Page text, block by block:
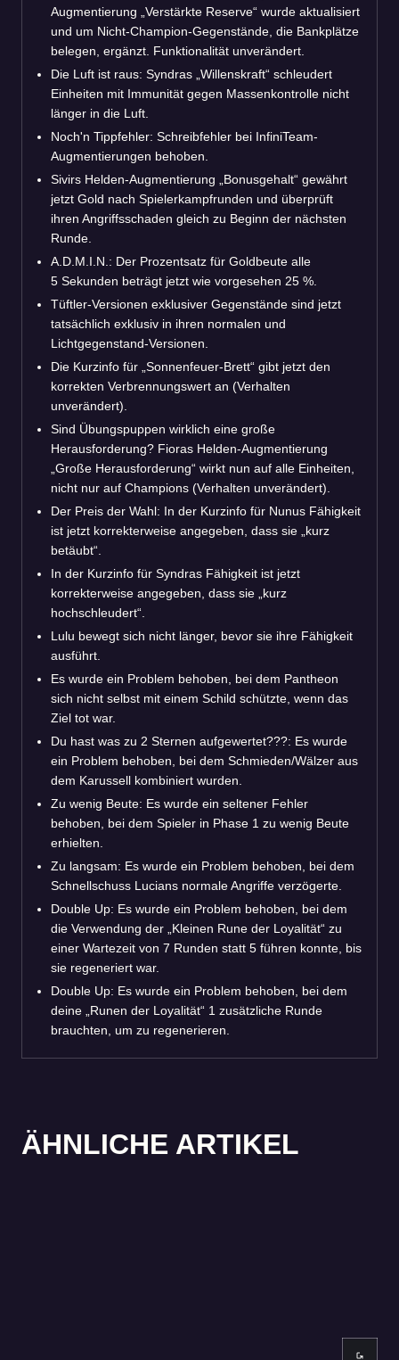
Augmentierung „Verstärkte Reserve“ wurde aktualisiert
und um Nicht-Champion-Gegenstände, die Bankplätze
belegen, ergänzt. Funktionalität unverändert.
Die Luft ist raus: Syndras „Willenskraft“ schleudert
Einheiten mit Immunität gegen Massenkontrolle nicht
länger in die Luft.
Noch'n Tippfehler: Schreibfehler bei InfiniTeam-
Augmentierungen behoben.
Sivirs Helden-Augmentierung „Bonusgehalt“ gewährt
jetzt Gold nach Spielerkampfrunden und überprüft
ihren Angriffsschaden gleich zu Beginn der nächsten
Runde.
A.D.M.I.N.: Der Prozentsatz für Goldbeute alle
5 Sekunden beträgt jetzt wie vorgesehen 25 %.
Tüftler-Versionen exklusiver Gegenstände sind jetzt
tatsächlich exklusiv in ihren normalen und
Lichtgegenstand-Versionen.
Die Kurzinfo für „Sonnenfeuer-Brett“ gibt jetzt den
korrekten Verbrennungswert an (Verhalten
unverändert).
Sind Übungspuppen wirklich eine große
Herausforderung? Fioras Helden-Augmentierung
„Große Herausforderung“ wirkt nun auf alle Einheiten,
nicht nur auf Champions (Verhalten unverändert).
Der Preis der Wahl: In der Kurzinfo für Nunus Fähigkeit
ist jetzt korrekterweise angegeben, dass sie „kurz
betäubt“.
In der Kurzinfo für Syndras Fähigkeit ist jetzt
korrekterweise angegeben, dass sie „kurz
hochschleudert“.
Lulu bewegt sich nicht länger, bevor sie ihre Fähigkeit
ausführt.
Es wurde ein Problem behoben, bei dem Pantheon
sich nicht selbst mit einem Schild schützte, wenn das
Ziel tot war.
Du hast was zu 2 Sternen aufgewertet???: Es wurde
ein Problem behoben, bei dem Schmieden/Wälzer aus
dem Karussell kombiniert wurden.
Zu wenig Beute: Es wurde ein seltener Fehler
behoben, bei dem Spieler in Phase 1 zu wenig Beute
erhielten.
Zu langsam: Es wurde ein Problem behoben, bei dem
Schnellschuss Lucians normale Angriffe verzögerte.
Double Up: Es wurde ein Problem behoben, bei dem
die Verwendung der „Kleinen Rune der Loyalität“ zu
einer Wartezeit von 7 Runden statt 5 führen konnte, bis
sie regeneriert war.
Double Up: Es wurde ein Problem behoben, bei dem
deine „Runen der Loyalität“ 1 zusätzliche Runde
brauchten, um zu regenerieren.
ÄHNLICHE ARTIKEL